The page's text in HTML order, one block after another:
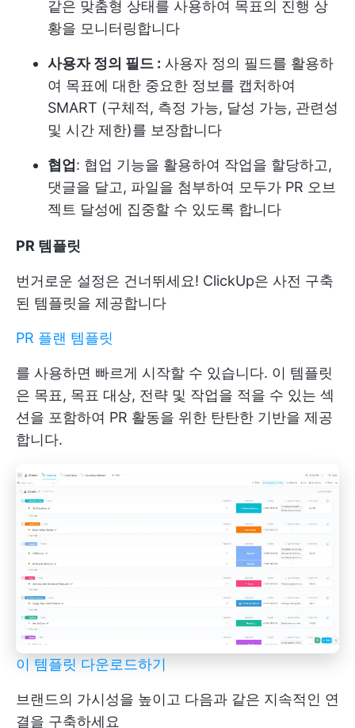
같은 맞춤형 상태를 사용하여 목표의 진행 상
황을 모니터링합니다
사용자 정의 필드 : 사용자 정의 필드를 활용하
여 목표에 대한 중요한 정보를 캡처하여
SMART (구체적, 측정 가능, 달성 가능, 관련성
및 시간 제한)를 보장합니다
협업: 협업 기능을 활용하여 작업을 할당하고,
댓글을 달고, 파일을 첨부하여 모두가 PR 오브
젝트 달성에 집중할 수 있도록 합니다
PR 템플릿
번거로운 설정은 건너뛰세요! ClickUp은 사전 구축
된 템플릿을 제공합니다
PR 플랜 템플릿
를 사용하면 빠르게 시작할 수 있습니다. 이 템플릿
은 목표, 목표 대상, 전략 및 작업을 적을 수 있는 섹
션을 포함하여 PR 활동을 위한 탄탄한 기반을 제공
합니다.
이 템플릿 다운로드하기
브랜드의 가시성을 높이고 다음과 같은 지속적인 연
결을 구축하세요